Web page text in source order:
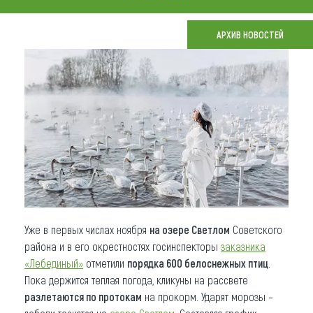
Что привезти (сувениры)
О регионе
Коллекция впечатлений
Другие рубрики
АРХИВ НОВОСТЕЙ
Уже в первых числах ноября на озере Светлом Советского
района и в его окрестностях госинспекторы заказника
«Лебединый» отметили порядка 600 белоснежных птиц
Пока держится теплая погода, кликуны на рассвете
разлетаются по протокам на прокорм. Ударят морозы –